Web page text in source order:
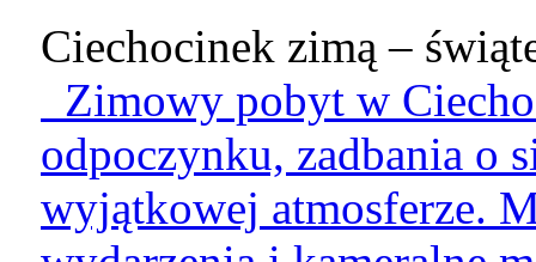
Ciechocinek zimą –
Zimowy pobyt w
odpoczynku, zadbania o
wyjątkowej atmosferze.